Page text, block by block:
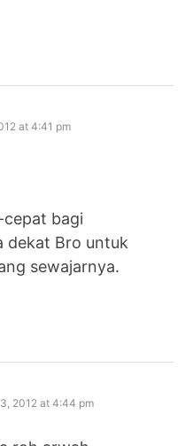
at 4:41 pm
bagi
dekat Bro untuk
sewajarnya.
2012 at 4:44 pm